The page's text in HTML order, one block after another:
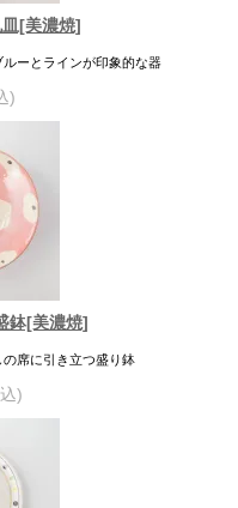
[美濃焼]
ーとラインが印象的な器
)
鉢[美濃焼]
席に引き立つ盛り鉢
)